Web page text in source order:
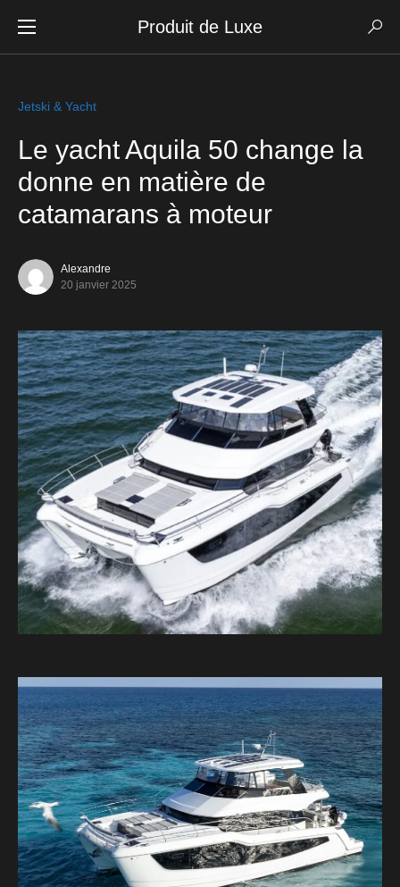
Produit de Luxe
Jetski & Yacht
Le yacht Aquila 50 change la
donne en matière de
catamarans à moteur
Alexandre
20 janvier 2025